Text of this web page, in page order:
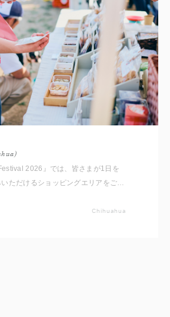
2026』では、皆さまが1日を
ただけるショッピングエリアをご用
ますので事前にチェックしてください
Chihuahua